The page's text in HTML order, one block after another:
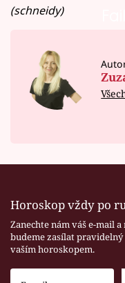
(schneidy)
Horoskop vždy po
Zanechte nám váš e-mail
budeme zasílat
vaším horoskopem.